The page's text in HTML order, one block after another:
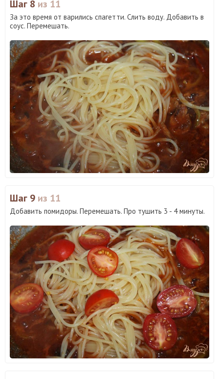
Шаг 8 из 11
За это время от варились спагетти. Слить воду. Добавить в
соус. Перемешать.
Шаг 9 из 11
Добавить помидоры. Перемешать. Про тушить 3 - 4 минуты.